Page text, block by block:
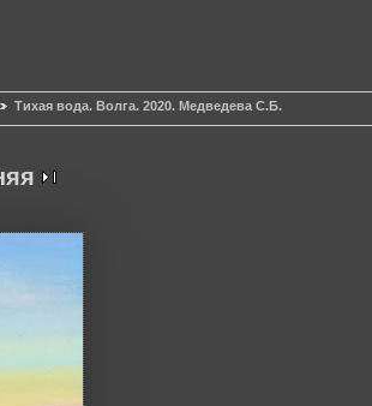
Тихая вода. Волга. 2020. Медведева С.Б.